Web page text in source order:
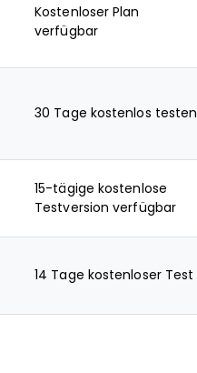
Kostenloser Plan
verfügbar
30 Tage kostenlos testen
15-tägige kostenlose
Testversion verfügbar
14 Tage kostenloser Test